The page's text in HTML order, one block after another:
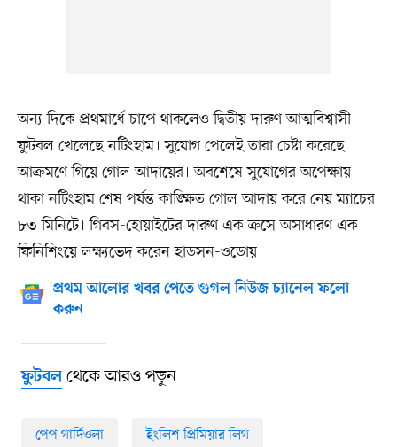
অন্য দিকে প্রথমার্ধে চাপে থাকলেও দ্বিতীয় দারুণ আত্মবিশ্বাসী
ফুটবল খেলেছে নটিংহাম। সুযোগ পেলেই তারা চেষ্টা করেছে
আক্রমণে গিয়ে গোল আদায়ের। অবশেষে সুযোগের অপেক্ষায়
থাকা নটিংহাম শেষ পর্যন্ত কাঙ্ক্ষিত গোল আদায় করে নেয় ম্যাচের
৮৩ মিনিটে। গিবস-হোয়াইটের দারুণ এক ক্রসে অসাধারণ এক
ফিনিশিংয়ে লক্ষ্যভেদ করেন হাডসন-ওডোয়।
প্রথম আলোর খবর পেতে গুগল নিউজ চ্যানেল ফলো
করুন
ফুটবলথেকে আরও পড়ুন
পেপ গার্দিওলা ইংলিশ প্রিমিয়ার লিগ